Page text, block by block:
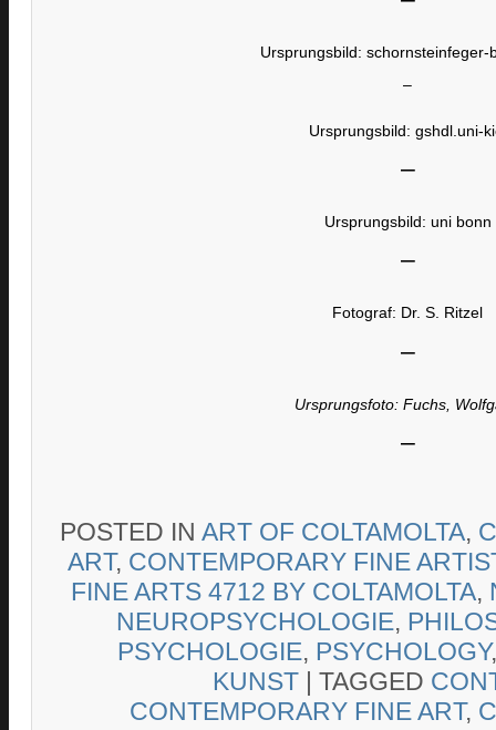
Ursprungsbild: schornsteinfeger-
–
Ursprungsbild: gshdl.uni-
–
Ursprungsbild: uni bonn
–
Fotograf: Dr. S. Ritzel
–
Ursprungsfoto: Fuchs,
–
POSTED IN ART OF COLTAMOLTA,
ART, CONTEMPORARY FINE
FINE ARTS 4712 BY COLTAMOLTA,
NEUROPSYCHOLOGIE,
PSYCHOLOGIE, PSYCHOLOGY
KUNST | TAGGED
CONTEMPORARY FINE ART,